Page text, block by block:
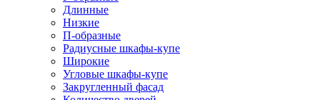
Длинные
Низкие
П-образные
Радиусные шкафы-купе
Широкие
Угловые шкафы-купе
Закругленный фасад